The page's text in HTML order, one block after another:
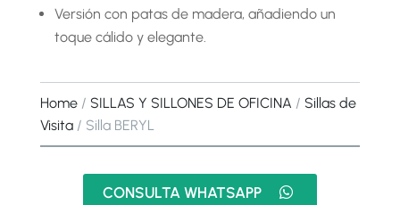
Versión con patas de madera, añadiendo un
toque cálido y elegante.
Home/ SILLAS Y SILLONES DE OFICINA / Sillas de
Visita/ Silla BERYL
CONSULTA WHATSAPP